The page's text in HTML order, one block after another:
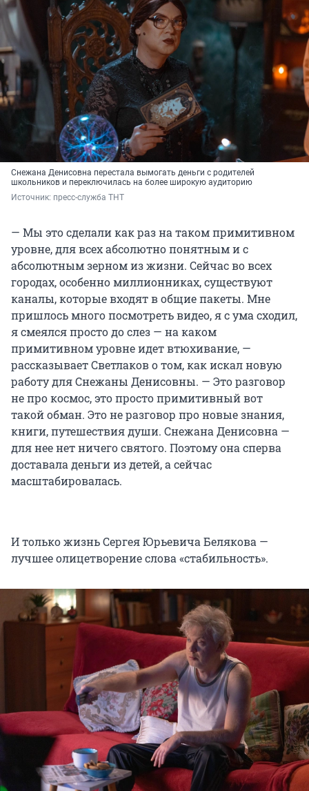
Снежана Денисовна перестала вымогать деньги с родителей
школьников и переключилась на более широкую аудиторию
Источник: пресс-служба ТНТ
— Мы это сделали как раз на таком примитивном
уровне, для всех абсолютно понятным и с
абсолютным зерном из жизни. Сейчас во всех
городах, особенно миллионниках, существуют
каналы, которые входят в общие пакеты. Мне
пришлось много посмотреть видео, я с ума сходил,
я смеялся просто до слез — на каком
примитивном уровне идет втюхивание, —
рассказывает Светлаков о том, как искал новую
работу для Снежаны Денисовны. — Это разговор
не про космос, это просто примитивный вот
такой обман. Это не разговор про новые знания,
книги, путешествия души. Снежана Денисовна —
для нее нет ничего святого. Поэтому она сперва
доставала деньги из детей, а сейчас
масштабировалась.
И только жизнь Сергея Юрьевича Белякова —
лучшее олицетворение слова «стабильность».